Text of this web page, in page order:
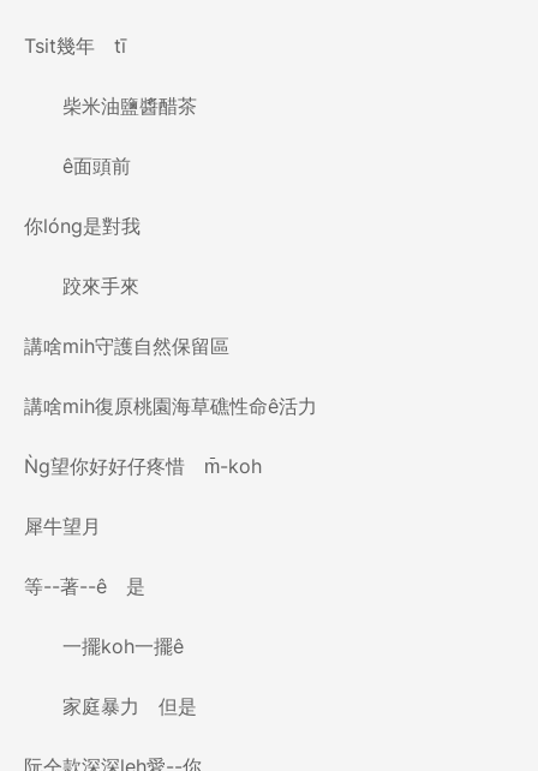
Tsit幾年 tī
柴米油鹽醬醋茶
ê面頭前
你lóng是對我
跤來手來
講啥mih守護自然保留區
講啥mih復原桃園海草礁性命ê活力
Ǹg望你好好仔疼惜 m̄-koh
犀牛望月
等--著--ê 是
一擺koh一擺ê
家庭暴力 但是